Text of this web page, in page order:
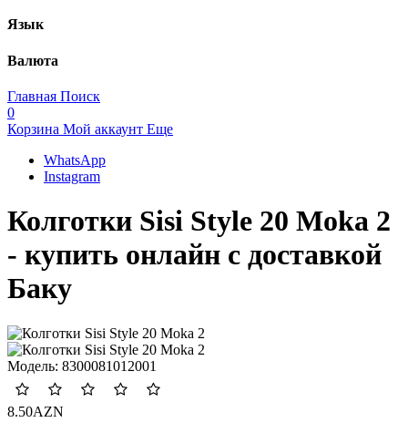
Язык
Валюта
Главная Поиск
0
Корзина Мой аккаунт Еще
WhatsApp
Instagram
Колготки Sisi Style 20 Moka 2
- купить онлайн с доставкой
Баку
Модель: 8300081012001
8.50AZN